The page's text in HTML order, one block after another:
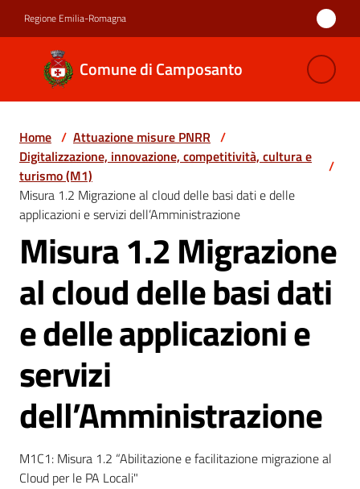
Regione Emilia-Romagna
Comune di Camposanto
Comune di
Camposanto
Amministrazione
Novità
Servizi
Vivere
Camposanto
o
s
i
Home / Attuazione misure PNRR /
Digitalizzazione, innovazione, competitività, cultura e
turismo (M1)
/
Misura 1.2 Migrazione al cloud delle basi dati e delle
applicazioni e servizi dell’Amministrazione
Misura 1.2 Migrazione
al cloud delle basi dati
e delle applicazioni e
servizi
dell’Amministrazione
M1C1: Misura 1.2 “Abilitazione e facilitazione migrazione al
Cloud per le PA Locali"